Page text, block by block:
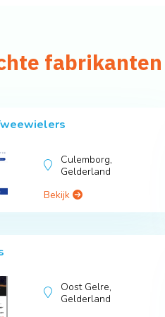
Culemborg,
Gelderland
Bekijk
Oost Gelre,
Gelderland